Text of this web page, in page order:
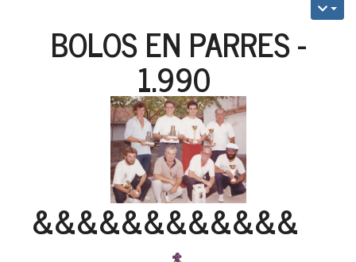
BOLOS EN PARRES -
1.990
&&&&&&&&&&&&